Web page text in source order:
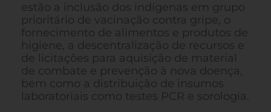
estão a inclusão dos indígenas em grupo
prioritário de vacinação contra gripe, o
fornecimento de alimentos e produtos de
higiene, a descentralização de recursos e
de licitações para aquisição de material
de combate e prevenção à nova doença,
bem como a distribuição de insumos
laboratoriais como testes PCR e sorologia.